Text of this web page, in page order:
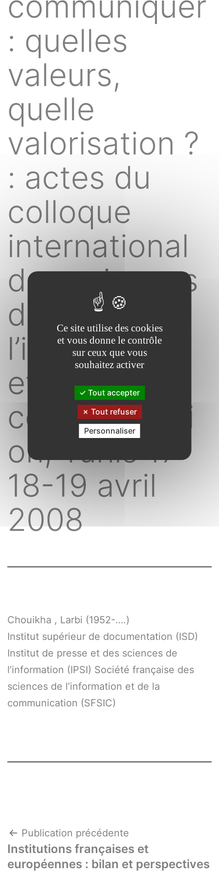
: quelles
valeurs,
quelle
valorisation ?
: actes du
colloque
international
des sciences
de
l’information
et de la
communicati
on, Tunis 17-
18-19 avril
2008
Chouikha , Larbi (1952-….)
Institut supérieur de documentation (ISD)
Institut de presse et des sciences de
l’information (IPSI) Société française des
sciences de l’information et de la
communication (SFSIC)
Navigation
de
Publication précédente
Institutions françaises et
européennes : bilan et perspectives
Ce site utilise des cookies
et vous donne le contrôle
sur ceux que vous
souhaitez activer
Tout accepter
Tout refuser
Personnaliser